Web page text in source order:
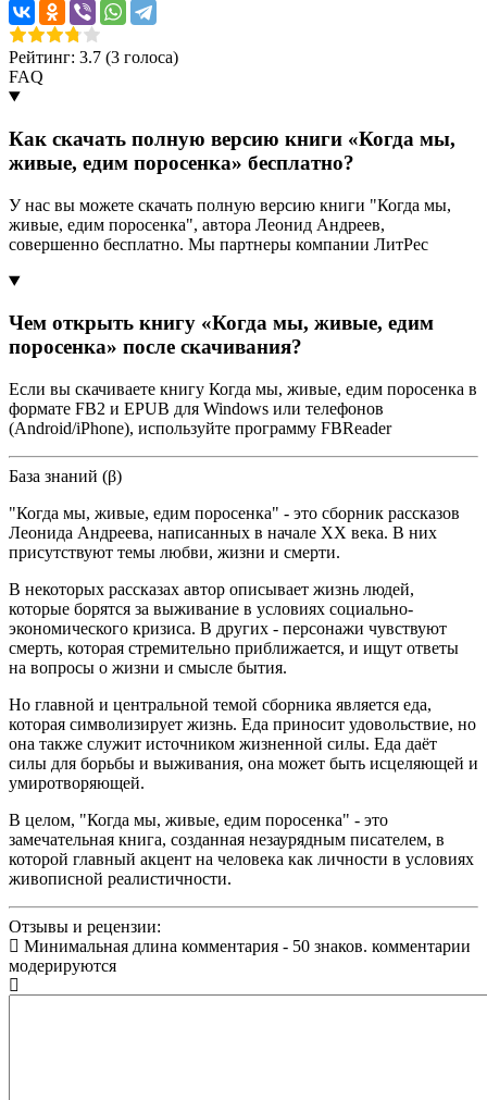
Рейтинг: 3.7 (3 голоса)
FAQ
Как скачать полную версию книги «Когда мы,
живые, едим поросенка» бесплатно?
У нас вы можете скачать полную версию книги "Когда мы,
живые, едим поросенка", автора Леонид Андреев,
совершенно бесплатно. Мы партнеры компании ЛитРес
Чем открыть книгу «Когда мы, живые, едим
поросенка» после скачивания?
Если вы скачиваете книгу Когда мы, живые, едим поросенка в
формате FB2 и EPUB для Windows или телефонов
(Android/iPhone), используйте программу FBReader
База знаний (β)
"Когда мы, живые, едим поросенка" - это сборник рассказов
Леонида Андреева, написанных в начале XX века. В них
присутствуют темы любви, жизни и смерти.
В некоторых рассказах автор описывает жизнь людей,
которые борятся за выживание в условиях социально-
экономического кризиса. В других - персонажи чувствуют
смерть, которая стремительно приближается, и ищут ответы
на вопросы о жизни и смысле бытия.
Но главной и центральной темой сборника является еда,
которая символизирует жизнь. Еда приносит удовольствие, но
она также служит источником жизненной силы. Еда даёт
силы для борьбы и выживания, она может быть исцеляющей и
умиротворяющей.
В целом, "Когда мы, живые, едим поросенка" - это
замечательная книга, созданная незаурядным писателем, в
которой главный акцент на человека как личности в условиях
живописной реалистичности.
Отзывы и рецензии:
Минимальная длина комментария - 50 знаков. комментарии
модерируются